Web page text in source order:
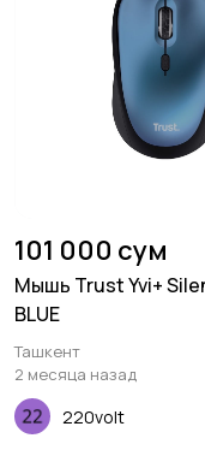
101 000 сум
Мышь Trust Yvi+
BLUE
Ташкент
2 месяца назад
220volt